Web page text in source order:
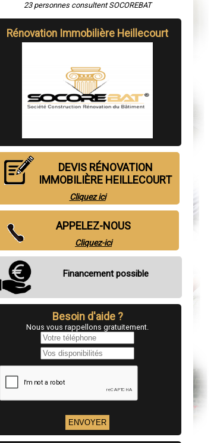
23 personnes consultent SOCOREBAT
Rénovation Immobilière Heillecourt
DEVIS RÉNOVATION
IMMOBILIÈRE HEILLECOURT
Cliquez ici
APPELEZ-NOUS
Cliquez-ici
Financement possible
Besoin d'aide ?
Nous vous rappellons gratuitement.